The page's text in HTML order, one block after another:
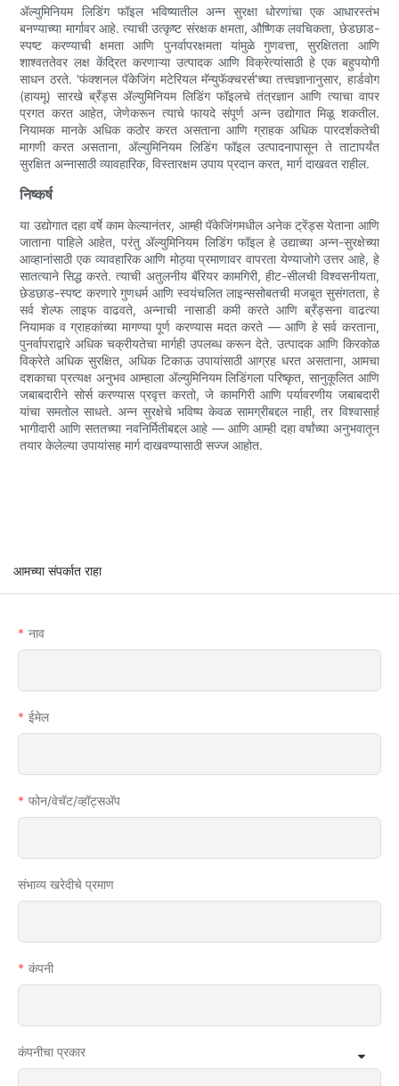
ॲल्युमिनियम लिडिंग फॉइल भविष्यातील अन्न सुरक्षा धोरणांचा एक आधारस्तंभ
बनण्याच्या मार्गावर आहे. त्याची उत्कृष्ट संरक्षक क्षमता, औष्णिक लवचिकता, छेडछाड-
स्पष्ट करण्याची क्षमता आणि पुनर्वापरक्षमता यांमुळे गुणवत्ता, सुरक्षितता आणि
शाश्वततेवर लक्ष केंद्रित करणाऱ्या उत्पादक आणि विक्रेत्यांसाठी हे एक बहुपयोगी
साधन ठरते. 'फंक्शनल पॅकेजिंग मटेरियल मॅन्युफॅक्चरर्स'च्या तत्त्वज्ञानानुसार, हार्डवोग
(हायमू) सारखे ब्रँड्स ॲल्युमिनियम लिडिंग फॉइलचे तंत्रज्ञान आणि त्याचा वापर
प्रगत करत आहेत, जेणेकरून त्याचे फायदे संपूर्ण अन्न उद्योगात मिळू शकतील.
नियामक मानके अधिक कठोर करत असताना आणि ग्राहक अधिक पारदर्शकतेची
मागणी करत असताना, ॲल्युमिनियम लिडिंग फॉइल उत्पादनापासून ते ताटापर्यंत
सुरक्षित अन्नासाठी व्यावहारिक, विस्तारक्षम उपाय प्रदान करत, मार्ग दाखवत राहील.
निष्कर्ष
या उद्योगात दहा वर्षे काम केल्यानंतर, आम्ही पॅकेजिंगमधील अनेक ट्रेंड्स येताना आणि
जाताना पाहिले आहेत, परंतु ॲल्युमिनियम लिडिंग फॉइल हे उद्याच्या अन्न-सुरक्षेच्या
आव्हानांसाठी एक व्यावहारिक आणि मोठ्या प्रमाणावर वापरता येण्याजोगे उत्तर आहे, हे
सातत्याने सिद्ध करते. त्याची अतुलनीय बॅरियर कामगिरी, हीट-सीलची विश्वसनीयता,
छेडछाड-स्पष्ट करणारे गुणधर्म आणि स्वयंचलित लाइन्ससोबतची मजबूत सुसंगतता, हे
सर्व शेल्फ लाइफ वाढवते, अन्नाची नासाडी कमी करते आणि ब्रँड्सना वाढत्या
नियामक व ग्राहकांच्या मागण्या पूर्ण करण्यास मदत करते — आणि हे सर्व करताना,
पुनर्वापराद्वारे अधिक चक्रीयतेचा मार्गही उपलब्ध करून देते. उत्पादक आणि किरकोळ
विक्रेते अधिक सुरक्षित, अधिक टिकाऊ उपायांसाठी आग्रह धरत असताना, आमचा
दशकाचा प्रत्यक्ष अनुभव आम्हाला ॲल्युमिनियम लिडिंगला परिष्कृत, सानुकूलित आणि
जबाबदारीने सोर्स करण्यास प्रवृत्त करतो, जे कामगिरी आणि पर्यावरणीय जबाबदारी
यांचा समतोल साधते. अन्न सुरक्षेचे भविष्य केवळ सामग्रीबद्दल नाही, तर विश्वासार्ह
भागीदारी आणि सततच्या नवनिर्मितीबद्दल आहे — आणि आम्ही दहा वर्षांच्या अनुभवातून
तयार केलेल्या उपायांसह मार्ग दाखवण्यासाठी सज्ज आहोत.
आमच्या संपर्कात राहा
नाव
ईमेल
फोन/वेचॅट/व्हॉट्सअ‍ॅप
संभाव्य खरेदीचे प्रमाण
कंपनी
कंपनीचा प्रकार